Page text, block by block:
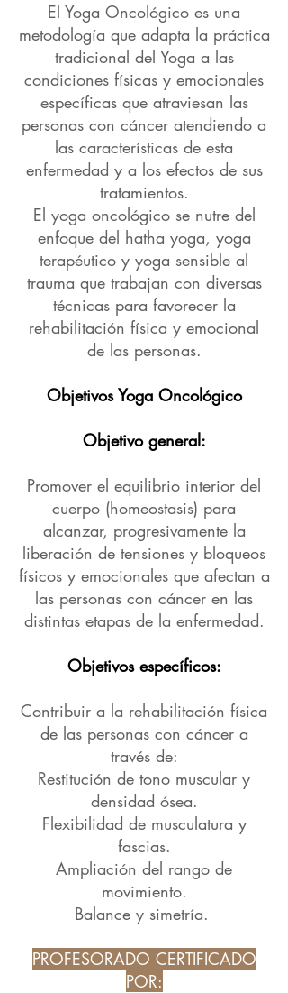
El Yoga Oncológico es una
metodología que adapta la práctica
tradicional del Yoga a las
condiciones físicas y emocionales
específicas que atraviesan las
personas con cáncer atendiendo a
las características de esta
enfermedad y a los efectos de sus
tratamientos.
El yoga oncológico se nutre del
enfoque del hatha yoga, yoga
terapéutico y yoga sensible al
trauma que trabajan con diversas
técnicas para favorecer la
rehabilitación física y emocional
de las personas.
Objetivos Yoga Oncológico
Objetivo general:
Promover el equilibrio interior del
cuerpo (homeostasis) para
alcanzar, progresivamente la
liberación de tensiones y bloqueos
físicos y emocionales que afectan a
las personas con cáncer en las
distintas etapas de la enfermedad.
Objetivos específicos:
Contribuir a la rehabilitación física
de las personas con cáncer a
través de:
Restitución de tono muscular y
densidad ósea.
Flexibilidad de musculatura y
fascias.
Ampliación del rango de
movimiento.
Balance y simetría.
PROFESORADO CERTIFICADO
POR: